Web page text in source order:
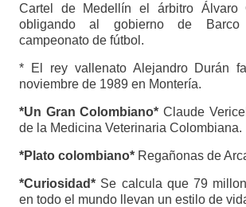
Cartel de Medellín el árbitro Álvaro
obligando al gobierno de Barco
campeonato de fútbol.
* El rey vallenato Alejandro Durán
noviembre de 1989 en Montería.
*Un Gran Colombiano* Claude
de la Medicina Veterinaria Colombiana.
*Plato colombiano*Regañonas de
*Curiosidad*Se calcula que 79
en todo el mundo llevan un estilo de